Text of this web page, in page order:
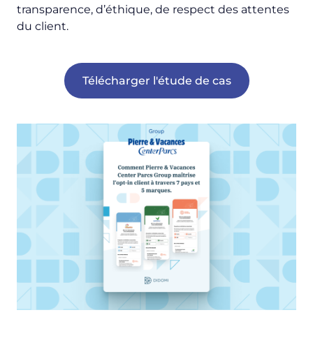
transparence, d’éthique, de respect des attentes
du client.
Télécharger l'étude de cas